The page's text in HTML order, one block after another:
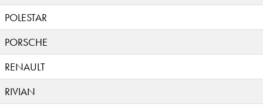
POLESTAR
PORSCHE
RENAULT
RIVIAN